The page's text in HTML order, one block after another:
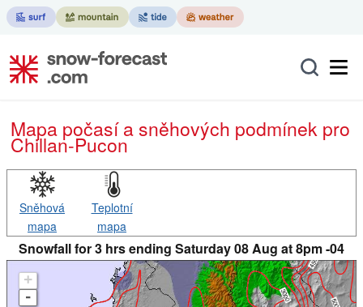
Mapa počasí a sněhových podmínek pro
Chillan-Pucon
Sněhová
mapa
Teplotní
mapa
Snowfall for 3 hrs ending Saturday 08 Aug at 8pm -04
+
-